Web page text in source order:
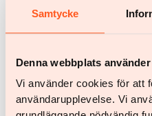
Samtycke
Denna webbplats
Vi använder cookies för att
användarupplevelse. Vi
Registreret diætist,
Sidst gennemgået: